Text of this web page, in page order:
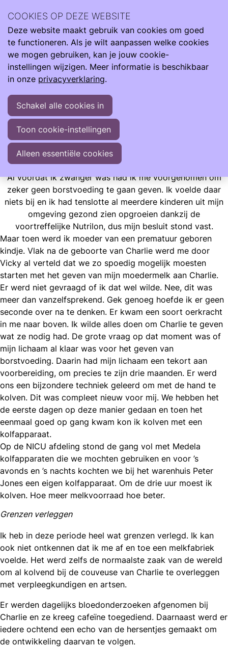
Zoeken
met een bijzonder verhaal. Ze heeft haar leven verrijkt en
mens gemaakt.
"Met liefde, trots en veelal optimisme vertel ik jullie graag
over haar indrukwekkende start en mijn leven met dit
wonder"
Ervaringen Opgroeien
Ilse Blogt
Hoe meer melkvoorraad, hoe beter!
Hoe meer melkvoorraad, hoe beter!
Al voordat ik zwanger was had ik me voorgenomen om
zeker geen borstvoeding te gaan geven. Ik voelde daar
niets bij en ik had tenslotte al meerdere kinderen uit mijn
omgeving gezond zien opgroeien dankzij de
voortreffelijke Nutrilon, dus mijn besluit stond vast.
Maar toen werd ik moeder van een prematuur geboren
kindje. Vlak na de geboorte van Charlie werd me door
Vicky al verteld dat we zo spoedig mogelijk moesten
starten met het geven van mijn moedermelk aan Charlie.
Er werd niet gevraagd of ik dat wel wilde. Nee, dit was
meer dan vanzelfsprekend. Gek genoeg hoefde ik er geen
seconde over na te denken. Er kwam een soort oerkracht
in me naar boven. Ik wilde alles doen om Charlie te geven
wat ze nodig had. De grote vraag op dat moment was of
mijn lichaam al klaar was voor het geven van
borstvoeding. Daarin had mijn lichaam een tekort aan
voorbereiding, om precies te zijn drie maanden. Er werd
ons een bijzondere techniek geleerd om met de hand te
kolven. Dit was compleet nieuw voor mij. We hebben het
de eerste dagen op deze manier gedaan en toen het
eenmaal goed op gang kwam kon ik kolven met een
kolfapparaat.
Op de NICU afdeling stond de gang vol met Medela
kolfapparaten die we mochten gebruiken en voor ’s
avonds en ’s nachts kochten we bij het warenhuis Peter
Jones een eigen kolfapparaat. Om de drie uur moest ik
kolven. Hoe meer melkvoorraad hoe beter.
Grenzen verleggen
Ik heb in deze periode heel wat grenzen verlegd. Ik kan
ook niet ontkennen dat ik me af en toe een melkfabriek
voelde. Het werd zelfs de normaalste zaak van de wereld
om al kolvend bij de couveuse van Charlie te overleggen
met verpleegkundigen en artsen.
Er werden dagelijks bloedonderzoeken afgenomen bij
Charlie en ze kreeg cafeïne toegediend. Daarnaast werd er
iedere ochtend een echo van de hersentjes gemaakt om
de ontwikkeling daarvan te volgen.
COOKIES OP DEZE WEBSITE
Deze website maakt gebruik van cookies om goed
te functioneren. Als je wilt aanpassen welke cookies
we mogen gebruiken, kan je jouw cookie-
instellingen wijzigen. Meer informatie is beschikbaar
in onze privacyverklaring.
Schakel alle cookies in
Toon cookie-instellingen
Alleen essentiële cookies